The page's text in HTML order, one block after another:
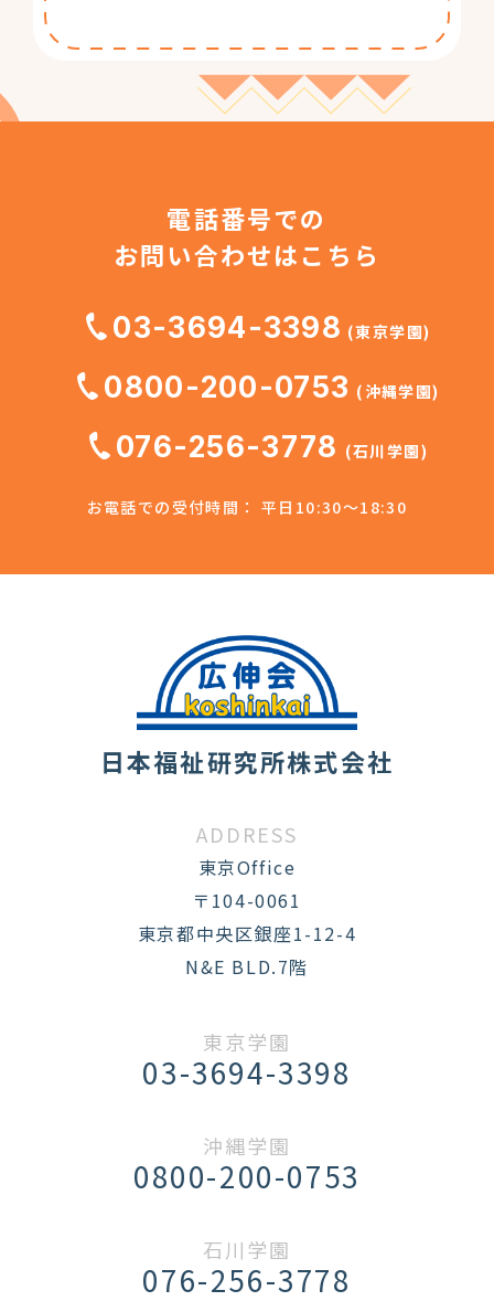
電話番号での
お問い合わせはこちら
03-3694-3398 (東京学園)
0800-200-0753 (沖縄学園)
076-256-3778 (石川学園)
お電話での受付時間： 平日10:30～18:30
日本福祉研究所株式会社
ADDRESS
東京Office
〒104-0061
東京都中央区銀座1-12-4
N&E BLD.7階
東京学園
03-3694-3398
沖縄学園
0800-200-0753
石川学園
076-256-3778